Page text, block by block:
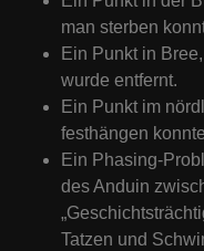
man sterben
Ein Punkt in
wurde entfernt.
Ein Punkt im
festhängen
Ein Phasing-
des Anduin
Tatzen und